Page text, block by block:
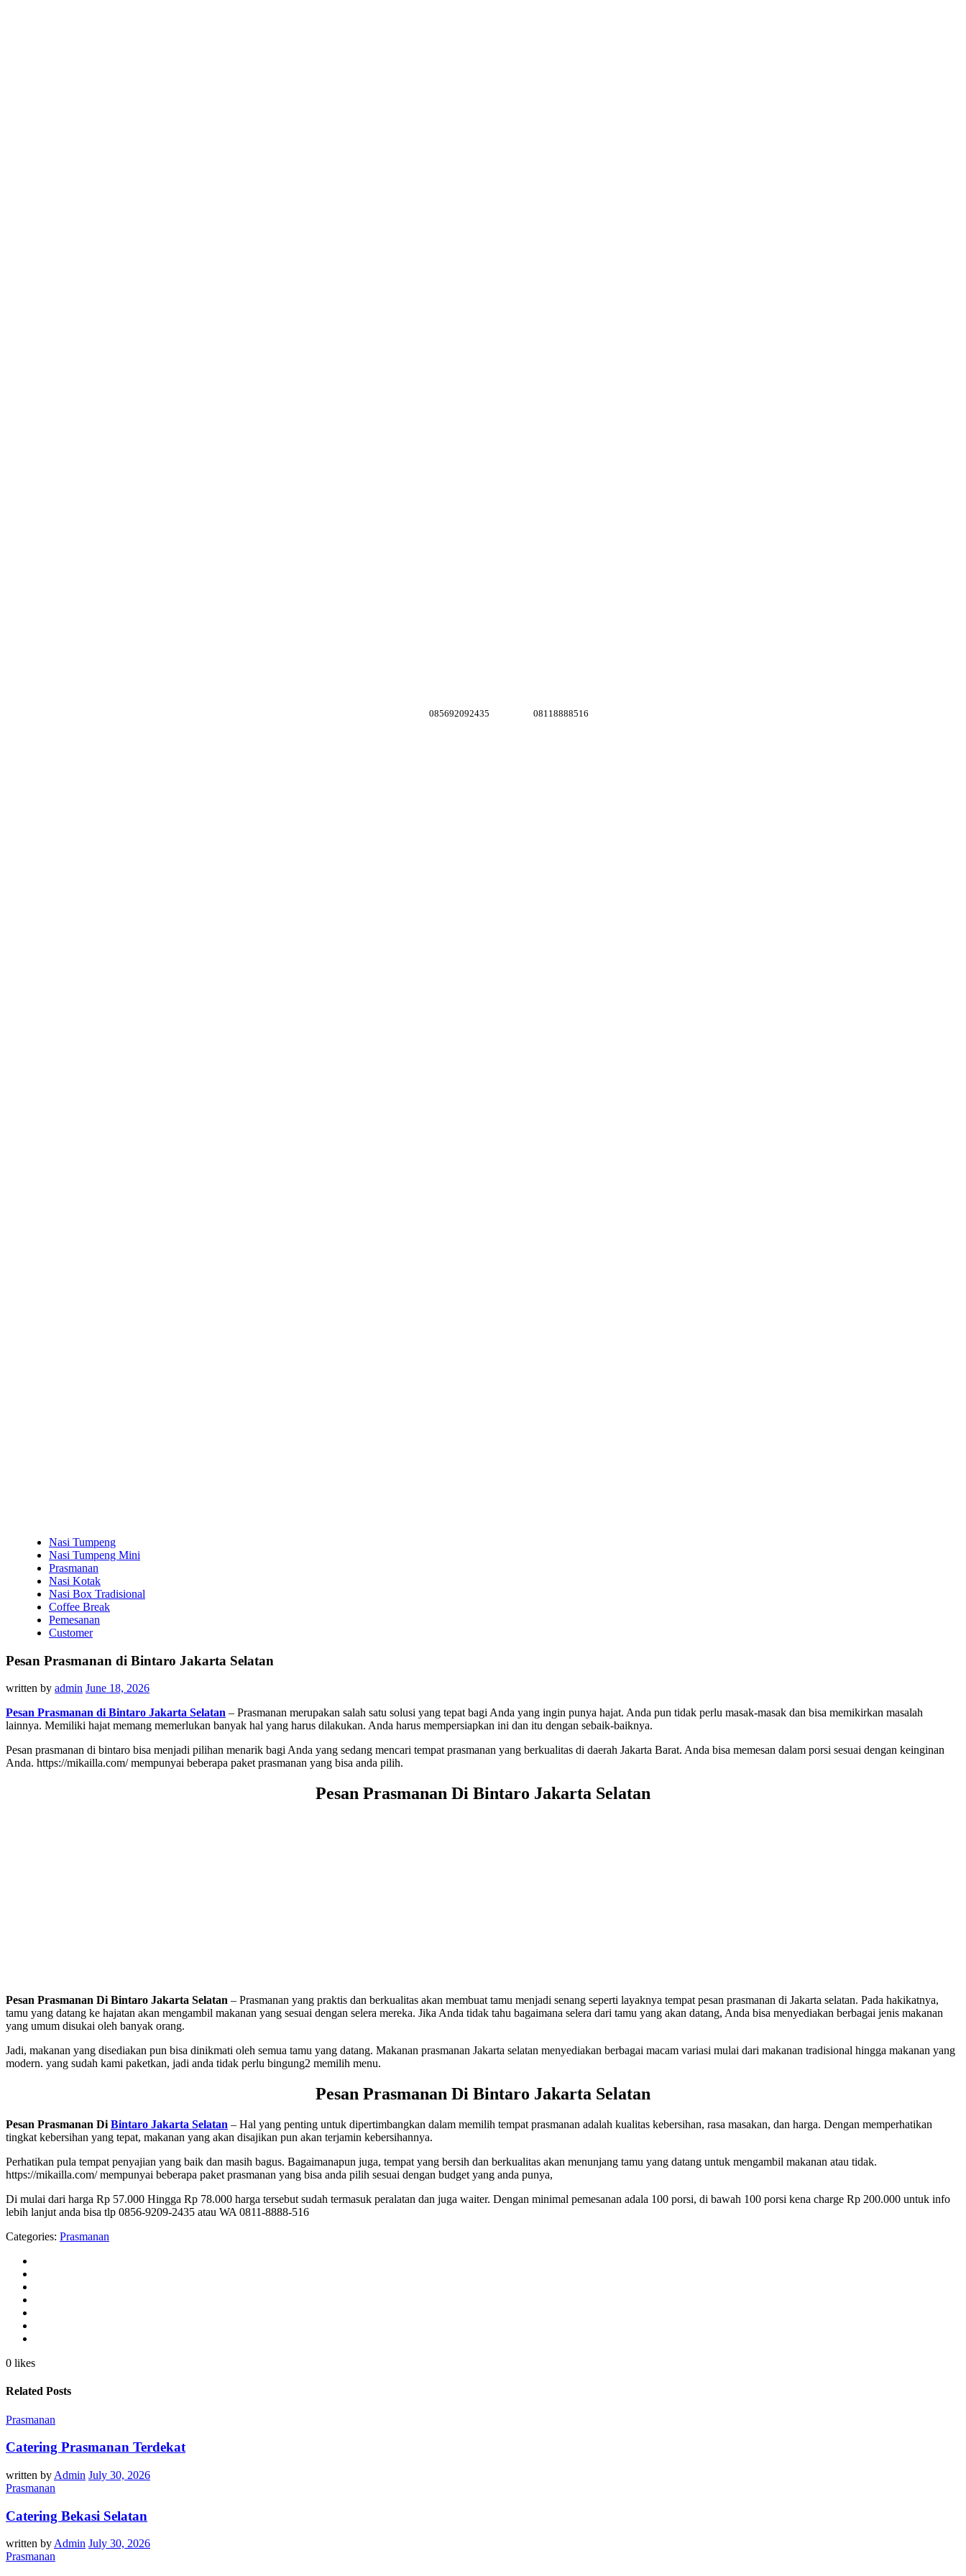
085692092435 08118888516
Nasi Tumpeng
Nasi Tumpeng Mini
Prasmanan
Nasi Kotak
Nasi Box Tradisional
Coffee Break
Pemesanan
Customer
Pesan Prasmanan di Bintaro Jakarta Selatan
written by admin June 18, 2026
Pesan Prasmanan di Bintaro Jakarta Selatan – Prasmanan merupakan salah satu solusi yang tepat bagi Anda yang ingin punya hajat. Anda pun tidak perlu masak-masak dan bisa memikirkan masalah
lainnya. Memiliki hajat memang memerlukan banyak hal yang harus dilakukan. Anda harus mempersiapkan ini dan itu dengan sebaik-baiknya.
Pesan prasmanan di bintaro bisa menjadi pilihan menarik bagi Anda yang sedang mencari tempat prasmanan yang berkualitas di daerah Jakarta Barat. Anda bisa memesan dalam porsi sesuai dengan keinginan
Anda. https://mikailla.com/ mempunyai beberapa paket prasmanan yang bisa anda pilih.
Pesan Prasmanan Di Bintaro Jakarta Selatan
Pesan Prasmanan Di Bintaro Jakarta Selatan – Prasmanan yang praktis dan berkualitas akan membuat tamu menjadi senang seperti layaknya tempat pesan prasmanan di Jakarta selatan. Pada hakikatnya,
tamu yang datang ke hajatan akan mengambil makanan yang sesuai dengan selera mereka. Jika Anda tidak tahu bagaimana selera dari tamu yang akan datang, Anda bisa menyediakan berbagai jenis makanan
yang umum disukai oleh banyak orang.
Jadi, makanan yang disediakan pun bisa dinikmati oleh semua tamu yang datang. Makanan prasmanan Jakarta selatan menyediakan berbagai macam variasi mulai dari makanan tradisional hingga makanan yang
modern. yang sudah kami paketkan, jadi anda tidak perlu bingung2 memilih menu.
Pesan Prasmanan Di Bintaro Jakarta Selatan
Pesan Prasmanan Di Bintaro Jakarta Selatan – Hal yang penting untuk dipertimbangkan dalam memilih tempat prasmanan adalah kualitas kebersihan, rasa masakan, dan harga. Dengan memperhatikan
tingkat kebersihan yang tepat, makanan yang akan disajikan pun akan terjamin kebersihannya.
Perhatikan pula tempat penyajian yang baik dan masih bagus. Bagaimanapun juga, tempat yang bersih dan berkualitas akan menunjang tamu yang datang untuk mengambil makanan atau tidak.
https://mikailla.com/ mempunyai beberapa paket prasmanan yang bisa anda pilih sesuai dengan budget yang anda punya,
Di mulai dari harga Rp 57.000 Hingga Rp 78.000 harga tersebut sudah termasuk peralatan dan juga waiter. Dengan minimal pemesanan adala 100 porsi, di bawah 100 porsi kena charge Rp 200.000 untuk info
lebih lanjut anda bisa tlp 0856-9209-2435 atau WA 0811-8888-516
Categories: Prasmanan
0 likes
Related Posts
Prasmanan
Catering Prasmanan Terdekat
written by Admin July 30, 2026
Prasmanan
Catering Bekasi Selatan
written byAdmin July 30, 2026
Prasmanan